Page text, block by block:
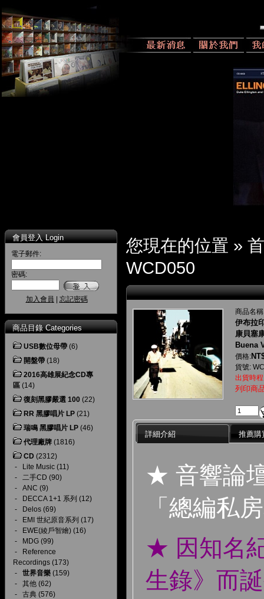
會員登入 Login
電子郵件:
密碼:
加入會員 忘記密碼
商品目錄 Categories
USB數位母帶 (6)
開盤帶 (18)
2016高雄展紀念CD專
區 (14)
復刻黑膠嚴選 100 (22)
RR 黑膠唱片 LP (21)
瑞鳴 黑膠唱片 LP (46)
代理廠牌 (1816)
CD (2312)
-
Lite Music (11)
- 二手CD (90)
- ANC (9)
-
DECCA 1+1 系列 (12)
-
Delos (69)
-
EMI 世紀原音系列 (17)
-
EWE(綾戶智繪) (16)
-
MDG (99)
-
Reference
Recordings (173)
- 世界音樂 (159)
- 其他 (62)
- 古典 (576)
您現在的位置 »
WCD050
商品名
伊布拉
康貝塞
Buena
價格:
貨號:
出貨時
列印商
詳細介紹 推薦購
★ 音響論
「總編私
★ 因知名
生錄》而